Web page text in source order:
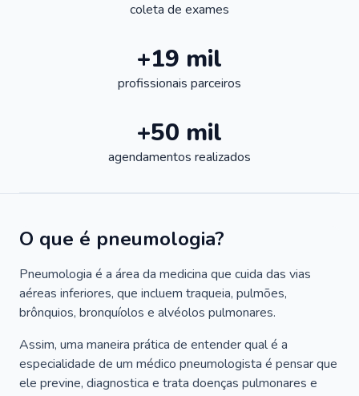
coleta de exames
+19 mil
profissionais parceiros
+50 mil
agendamentos realizados
O que é pneumologia?
Pneumologia é a área da medicina que cuida das vias
aéreas inferiores, que incluem traqueia, pulmões,
brônquios, bronquíolos e alvéolos pulmonares.
Assim, uma maneira prática de entender qual é a
especialidade de um médico pneumologista é pensar que
ele previne, diagnostica e trata doenças pulmonares e